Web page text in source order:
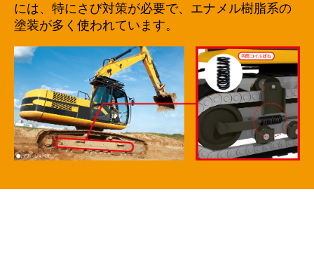
には、特にさび対策が必要で、エナメル樹脂系の
塗装が多く使われています。